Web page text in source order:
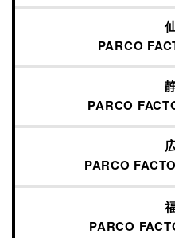
PARCO
PARCO
PARCO
PARCO